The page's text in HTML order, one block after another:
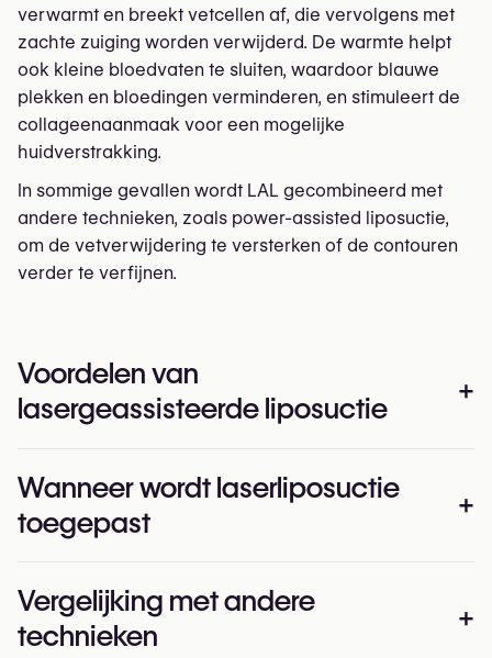
verwarmt en breekt vetcellen af, die vervolgens met
zachte zuiging worden verwijderd. De warmte helpt
ook kleine bloedvaten te sluiten, waardoor blauwe
plekken en bloedingen verminderen, en stimuleert de
collageenaanmaak voor een mogelijke
huidverstrakking.
In sommige gevallen wordt LAL gecombineerd met
andere technieken, zoals power-assisted liposuctie,
om de vetverwijdering te versterken of de contouren
verder te verfijnen.
Voordelen van
lasergeassisteerde liposuctie
+
voordelen wanneer de techniek in de juiste context
wordt toegepast:
Mogelijk minder blauwe plekken en zwelling in
vergelijking met traditionele methoden
Wanneer wordt laserliposuctie
toegepast
+
een voorzichtige aanpak vereisen en baat hebben bij
lichte huidverstrakking, zoals:
Vergelijking met andere
technieken
+